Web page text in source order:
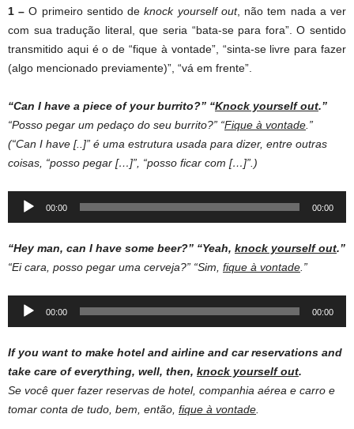
1 –O primeiro sentido deknock yourself out, não tem nada a ver
com sua tradução literal, que seria “bata-se para fora”. O sentido
transmitido aqui é o de “fique à vontade”, “sinta-se livre para fazer
(algo mencionado previamente)”, “vá em frente”.
“Can I have a piece of your burrito?” “Knock yourself out.”
“Posso pegar um pedaço do seu burrito?” “Fique à vontade .”
(“Can I have [..]” é uma estrutura usada para dizer, entre outras
coisas, “posso pegar […]”, “posso ficar com […]”.)
Audio
00:00 00:00
“Hey man, can I have some beer?” “Yeah, knock yourself out.”
“Ei cara, posso pegar uma cerveja?” “Sim, fique à vontade .”
Audio
00:00 00:00
If you want to make hotel and airline and car reservations and
take care of everything, well, then, knock yourself out.
Se você quer fazer reservas de hotel, companhia aérea e carro e
tomar conta de tudo, bem, então, fique à vontade